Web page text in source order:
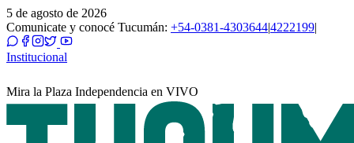
5 de agosto de 2026
Comunicate y conocé Tucumán: +54-0381-4303644|4222199|
Institucional
Mira la Plaza Independencia en VIVO